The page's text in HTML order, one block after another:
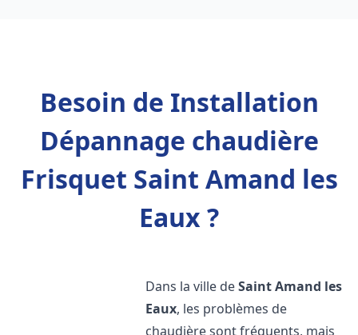
Besoin de Installation
Dépannage chaudière
Frisquet Saint Amand les
Eaux ?
Dans la ville deSaint Amand les
Eaux, les problèmes de
chaudière sont fréquents, mais